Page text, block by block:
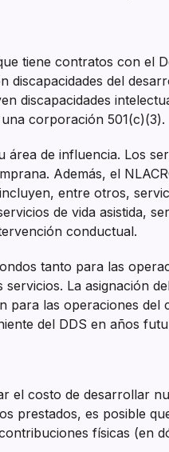
tiene contratos con el
del
discapacidades
corporación 501(c)(3).
de influencia. Los
Además, el
entre otros,
de vida asistida,
conductual.
tanto para las
La asignación
las operaciones
del DDS en años
el costo de desarrollar
prestados, es posible
físicas (en